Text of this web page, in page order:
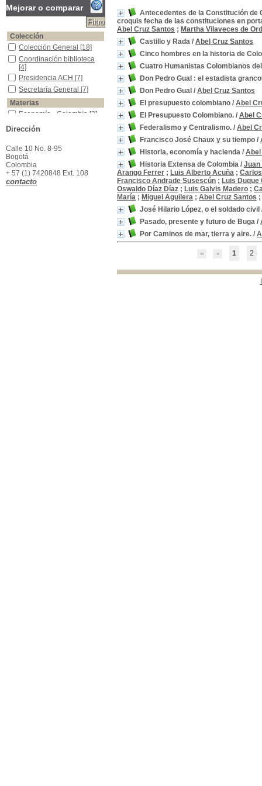
Antecedentes de la Constitución de
croquis fecha de las constituciones en
Abel Cruz Santos ; Martha Vilaveces de
Castillo y Rada / Abel Cruz Santos
Cinco hombres en la historia de
Cuatro Humanistas Colombianos
Don Pedro Gual : el estadista
Don Pedro Gual / Abel Cruz Santos
El presupuesto colombiano / Abel
El Presupuesto Colombiano. / Abel
Federalismo y Centralismo. / Abel
Francisco José Chaux y su tiempo /
Historia, economía y hacienda / Abel
Historia Extensa de Colombia / Juan
Arango Ferrer ; Luis Alberto Acuña ;
Francisco Andrade Susescún ; Luis Duque
Oswaldo Díaz Díaz ; Luis Galvis Madero ;
María ; Miguel Aguilera ; Abel Cruz Santos ;
José Hilario López, o el soldado civil
Pasado, presente y futuro de Buga /
Por Caminos de mar, tierra y aire. /
1 2
Mejorar o comparar
Colección
Colección General
Colección General [18]
Coordinación biblioteca
Coordinación biblioteca
[4]
Presidencia ACH
Presidencia ACH [7]
Secretaría General
Secretaría General [7]
Materias
Economía - Colombia
Economía - Colombia [2]
Hacienda Pública - Presupuesto Nacional
Hacienda Pública -
Presupuesto Nacional
Arqueología--Colombia
Arqueología--Colombia
Artes - Historia - Colombia
Artes - Historia - Colombia
[1]
Biografia--Gual Escandòn, Pedro Josè Ramòn, 1783-1862
Biografia--Gual Escandòn,
Pedro Josè Ramòn, 1783-
Biografia--Lopez,Jose Hilario, 1798-1869
Buga -Ensayos, Conferencias, Etc.
Dirección
Calle 10 No. 8-95
Bogotá
Colombia
+ 57 (1) 7420848 Ext. 108
contacto